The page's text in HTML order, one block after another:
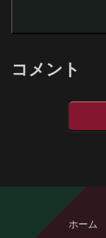
コメント
ホーム